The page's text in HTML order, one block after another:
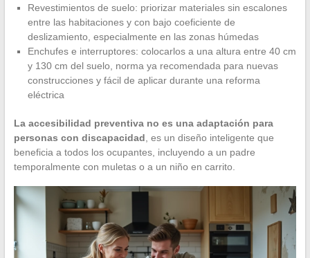
Revestimientos de suelo: priorizar materiales sin escalones
entre las habitaciones y con bajo coeficiente de
deslizamiento, especialmente en las zonas húmedas
Enchufes e interruptores: colocarlos a una altura entre 40 cm
y 130 cm del suelo, norma ya recomendada para nuevas
construcciones y fácil de aplicar durante una reforma
eléctrica
La accesibilidad preventiva no es una adaptación para
personas con discapacidad , es un diseño inteligente que
beneficia a todos los ocupantes, incluyendo a un padre
temporalmente con muletas o a un niño en carrito.